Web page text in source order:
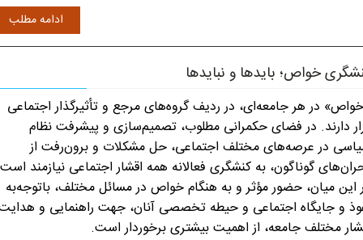
ادامه مطلب
خواص؛ بایدها و نبایدها
در هر جامعه‌ای، در ردیف گروه‌های مرجع و تأثیرگذار اجتماعی
دارند. در فضای حکمرانی مطلوب، تصمیم‌سازی و پیشرفت نظام
در عرصه‌های مختلف اجتماعی، حل مشکلات و برون‌رفت از
گوناگون، به کنشگری فعالانه همه اقشار اجتماعی نیازمند
این میان، حضور مؤثر و به هنگام خواص در مسائل مختلف، باتوجه‌به
و جایگاه اجتماعی و حیطه تخصصی آنان، جهت راهنمایی و
مختلف جامعه، از اهمیت بیشتری برخوردار است.